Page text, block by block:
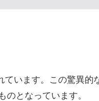
います。この驚異的
のとなっています。